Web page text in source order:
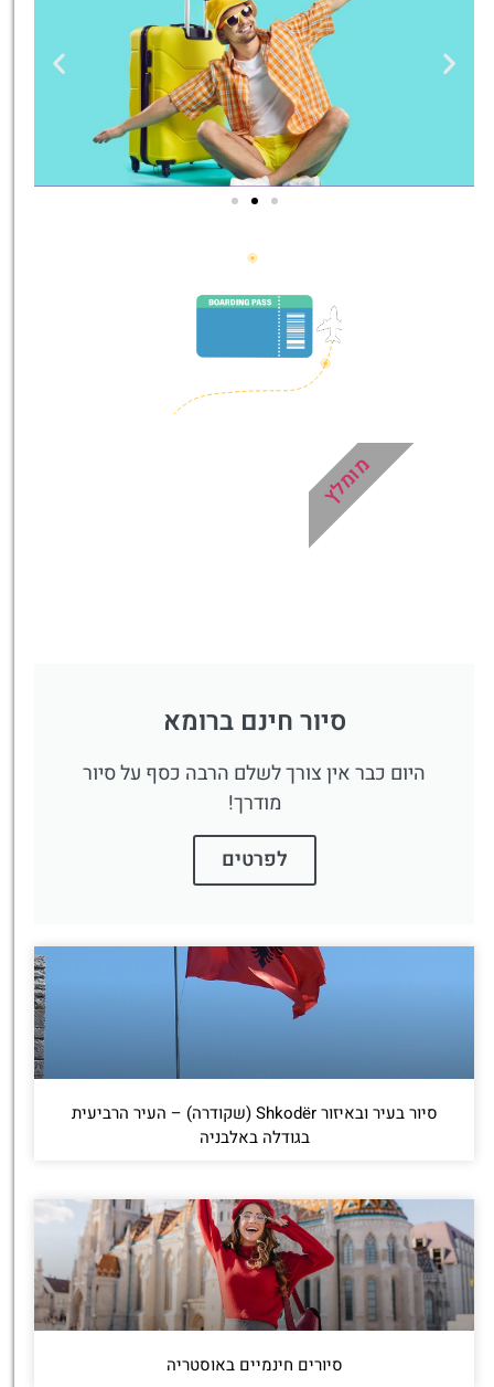
סיור חינם ברומא
היום כבר אין צורך לשלם הרבה כסף על סיור
מודרך!
לפרטים
מומלץ
סיור בעיר ובאיזור Shkodër (שקודרה) – העיר הרביעית
בגודלה באלבניה
סיורים חינמיים באוסטריה